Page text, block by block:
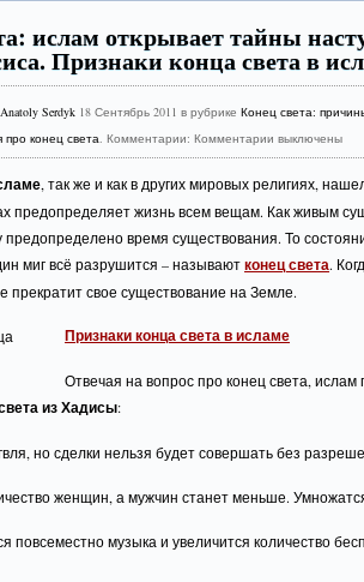
ислам открывает тайны
Признаки конца света в
Anatoly Serdyk 18 Сентябрь 2011 в рубрикеКонец света:
про конец света. Комментарии:Комментарии выключены
, так же и как в других мировых религиях,
предопределяет жизнь всем вещам. Как живым
предопределено время существования. То
миг всё разрушится – называютконец света.
прекратит свое существование на Земле.
Признаки конца света в исламе
Отвечая на вопрос про конец света,
из Хадисы:
но сделки нельзя будет совершать без
женщин, а мужчин станет меньше.
повсеместно музыка и увеличится количество